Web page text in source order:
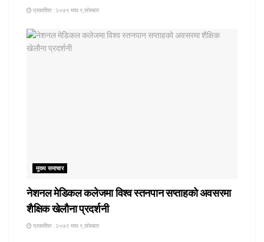
प्रकाशित : २०७९ माघ ९,सोमबार
मुख्य समाचार
नेशनल मेडिकल कलेजमा विश्व स्तनपान सप्ताहको अवसरमा
शैक्षिक खेलौना प्रदर्शनी
प्रकाशित : २०७९ माघ ९,सोमबार